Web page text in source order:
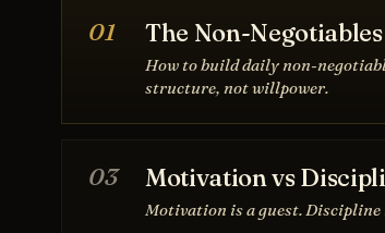
01 The Non-
How to build daily non-
structure, not willpower.
03 Motivation vs
Motivation is a guest. Discipline